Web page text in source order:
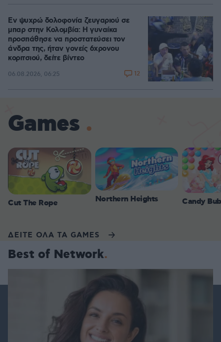
Εν ψυχρώ δολοφονία ζευγαριού σε
μπαρ στην Κολομβία: Η γυναίκα
προσπάθησε να προστατεύσει τον
άνδρα της, ήταν γονείς 6χρονου
κοριτσιού, δείτε βίντεο
06.08.2026, 06:25 12
Games
Cut The Rope Northern Heights Candy
ΔΕΙΤΕ ΟΛΑ ΤΑ GAMES
Best of Network